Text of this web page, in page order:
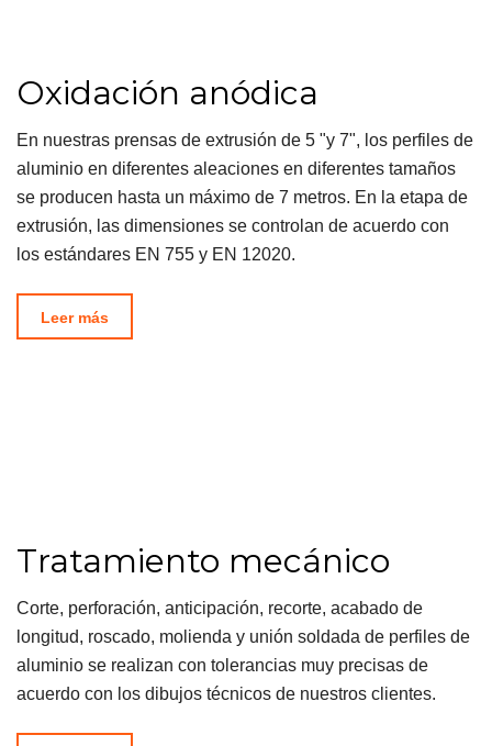
Oxidación anódica
En nuestras prensas de extrusión de 5 "y 7", los perfiles de
aluminio en diferentes aleaciones en diferentes tamaños
se producen hasta un máximo de 7 metros. En la etapa de
extrusión, las dimensiones se controlan de acuerdo con
los estándares EN 755 y EN 12020.
Leer más
Tratamiento mecánico
Corte, perforación, anticipación, recorte, acabado de
longitud, roscado, molienda y unión soldada de perfiles de
aluminio se realizan con tolerancias muy precisas de
acuerdo con los dibujos técnicos de nuestros clientes.